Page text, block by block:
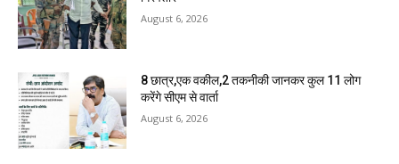
August 6, 2026
8 छात्र,एक वकील,2 तकनीकी जानकर कुल 11 लोग
करेंगे सीएम से वार्ता
August 6, 2026